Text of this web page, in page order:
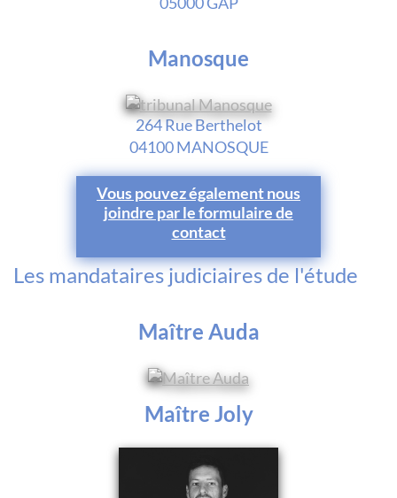
Manosque
264 Rue Berthelot
04100 MANOSQUE
Vous pouvez également nous
joindre par le formulaire de
contact
Les mandataires judiciaires de l'étude
Maître Auda
Maître Joly